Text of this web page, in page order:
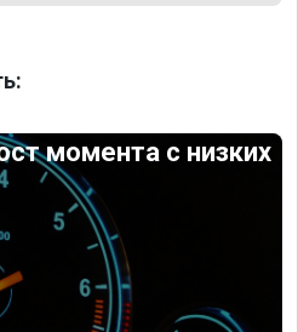
момента с низких